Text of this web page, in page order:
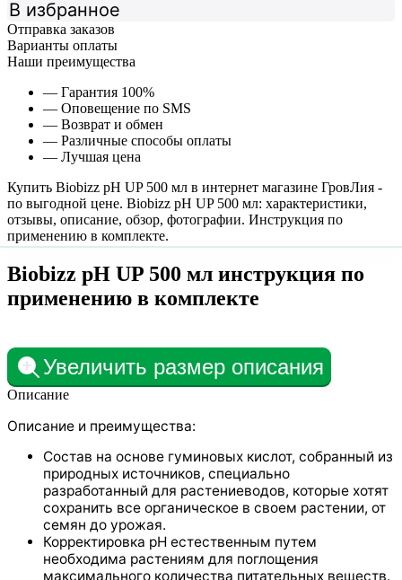
В избранное
Отправка заказов
Варианты оплаты
Наши преимущества
— Гарантия 100%
— Оповещение по SMS
— Возврат и обмен
— Различные способы оплаты
— Лучшая цена
Купить Biobizz pH UP 500 мл в интернет магазине ГровЛия -
по выгодной цене. Biobizz pH UP 500 мл: характеристики,
отзывы, описание, обзор, фотографии. Инструкция по
применению в комплекте.
Biobizz pH UP 500 мл инструкция по
применению в комплекте
Увеличить размер описания
Описание
Описание и преимущества:
Состав на основе гуминовых кислот, собранный из
природных источников, специально
разработанный для растениеводов, которые хотят
сохранить все органическое в своем растении, от
семян до урожая.
Корректировка рН естественным путем
необходима растениям для поглощения
максимального количества питательных веществ.